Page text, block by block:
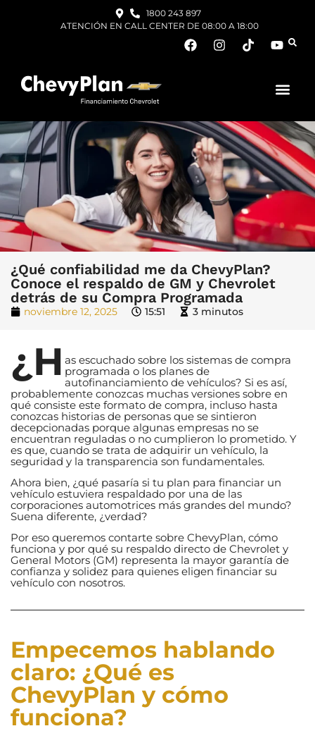
1800 243 897
ATENCIÓN EN CALL CENTER DE 08:00 A 18:00
¿Qué confiabilidad me da ChevyPlan?
Conoce el respaldo de GM y Chevrolet
detrás de su Compra Programada
noviembre 12, 2025 15:51 3 minutos
¿H as escuchado sobre los sistemas de compra
programada o los planes de
autofinanciamiento de vehículos? Si es así,
probablemente conozcas muchas versiones sobre en
qué consiste este formato de compra, incluso hasta
conozcas historias de personas que se sintieron
decepcionadas porque algunas empresas no se
encuentran reguladas o no cumplieron lo prometido. Y
es que, cuando se trata de adquirir un vehículo, la
seguridad y la transparencia son fundamentales.
Ahora bien, ¿qué pasaría si tu plan para financiar un
vehículo estuviera respaldado por una de las
corporaciones automotrices más grandes del mundo?
Suena diferente, ¿verdad?
Por eso queremos contarte sobre ChevyPlan, cómo
funciona y por qué su respaldo directo de Chevrolet y
General Motors (GM) representa la mayor garantía de
confianza y solidez para quienes eligen financiar su
vehículo con nosotros.
Empecemos hablando
claro: ¿Qué es
ChevyPlan y cómo
funciona?